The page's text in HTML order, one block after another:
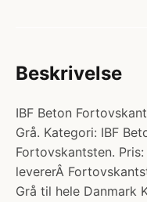
Beskrivelse
IBF Beton
Grå. Kategori: IBF
Fortovskantsten. Pris:
levererÂ
Grå til hele Danmark